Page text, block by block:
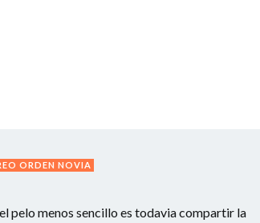
ORDEN NOVIA
pelo menos sencillo es todavia compartir la